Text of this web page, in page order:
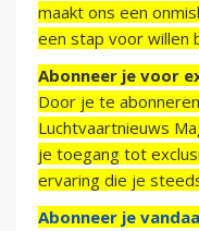
maakt ons een
een stap voor willen
Abonneer je voor
Door je te
Luchtvaartnieuws
je toegang tot
ervaring die je
Abonneer je